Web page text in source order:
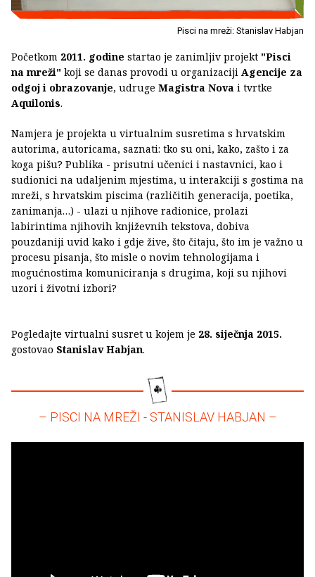
Pisci na mreži: Stanislav Habjan
Početkom 2011. godine startao je zanimljiv projekt "Pisci
na mreži" koji se danas provodi u organizaciji Agencije za
odgoj i obrazovanje, udruge Magistra Nova i tvrtke
Aquilonis.
Namjera je projekta u virtualnim susretima s hrvatskim
autorima, autoricama, saznati: tko su oni, kako, zašto i za
koga pišu? Publika - prisutni učenici i nastavnici, kao i
sudionici na udaljenim mjestima, u interakciji s gostima na
mreži, s hrvatskim piscima (različitih generacija, poetika,
zanimanja…) - ulazi u njihove radionice, prolazi
labirintima njihovih književnih tekstova, dobiva
pouzdaniji uvid kako i gdje žive, što čitaju, što im je važno u
procesu pisanja, što misle o novim tehnologijama i
mogućnostima komuniciranja s drugima, koji su njihovi
uzori i životni izbori?
Pogledajte virtualni susret u kojem je 28. siječnja 2015.
gostovao Stanislav Habjan.
– PISCI NA MREŽI - STANISLAV HABJAN –